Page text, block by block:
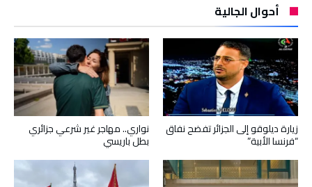
أحوال الجالية
نواري.. مهاجر غير شرعي جزائري
بطل باريسي
زيارة ديلوقو إلى الجزائر تفضح نفاق
“فرنسا الأبية”